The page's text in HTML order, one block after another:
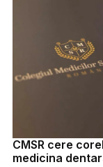
CMSR cere
medicina